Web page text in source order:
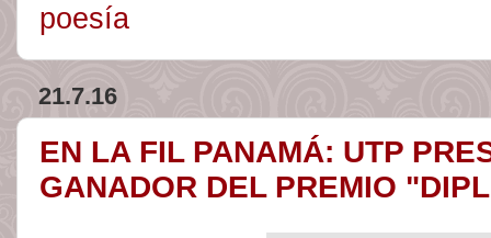
poesía
21.7.16
EN LA FIL PANAMÁ: UTP
GANADOR DEL PREMIO